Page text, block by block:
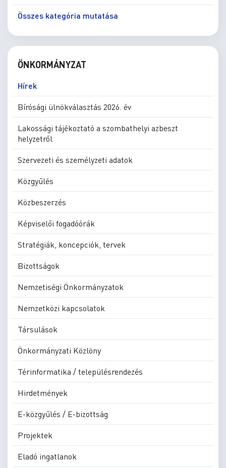
Összes kategória mutatása
ÖNKORMÁNYZAT
Hírek
Bírósági ülnökválasztás 2026. év
Lakossági tájékoztató a szombathelyi azbeszt
helyzetről
Szervezeti és személyzeti adatok
Közgyűlés
Közbeszerzés
Képviselői fogadóórák
Stratégiák, koncepciók, tervek
Bizottságok
Nemzetiségi Önkormányzatok
Nemzetközi kapcsolatok
Társulások
Önkormányzati Közlöny
Térinformatika / településrendezés
Hirdetmények
E-közgyűlés / E-bizottság
Projektek
Eladó ingatlanok